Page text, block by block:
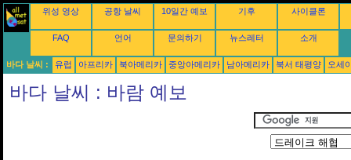
위성 영상 공항 날씨 10일간 예보 기후 사이클론
FAQ 언어 문의하기 뉴스레터 소개
바다 날씨 : 유럽 아프리카 북아메리카 중앙아메리카 남아메리카 북서 태평양 오세
바다 날씨 : 바람 예보